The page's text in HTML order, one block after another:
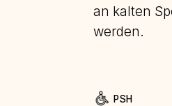
an kalten
werden.
PSH